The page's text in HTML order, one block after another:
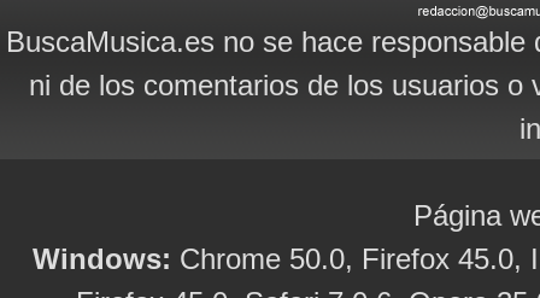
BuscaMusica.es no se hace
ni de los comentarios de los usuarios
Página
Windows: Chrome 50.0, Firefox 45.0,